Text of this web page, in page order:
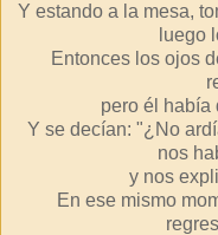
Y estando a la mesa,
luego
Entonces los ojos
pero él había
Y se decían: "¿No
nos
y nos
En ese mismo